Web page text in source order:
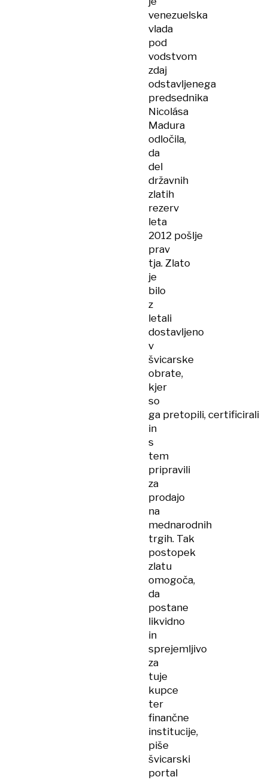
venezuelska
vlada
pod
vodstvom
zdaj
odstavljenega
predsednika
Nicolása
Madura
odločila,
da
del
državnih
zlatih
rezerv
leta
2012 pošlje
prav
tja. Zlato
je
bilo
z
letali
dostavljeno
v
švicarske
obrate,
kjer
so
ga pretopili, certificirali
in
s
tem
pripravili
za
prodajo
na
mednarodnih
trgih. Tak
postopek
zlatu
omogoča,
da
postane
likvidno
in
sprejemljivo
za
tuje
kupce
ter
finančne
institucije,
piše
švicarski
portal